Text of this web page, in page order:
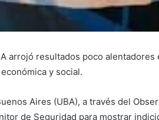
arrojó resultados poco alentadores
y social.
Aires (UBA), a través del
de Seguridad para mostrar